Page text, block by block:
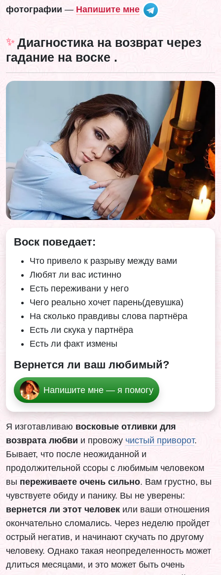
фотографии — Напишите мне
Диагностика на возврат через
гадание на воске .
Воск поведает:
Что привело к разрыву между вами
Любят ли вас истинно
Есть переживани у него
Чего реально хочет парень(девушка)
На сколько правдивы слова партнёра
Есть ли скука у партнёра
Есть ли факт измены
Вернется ли ваш любимый?
Напишите мне — я помогу
Я изготавливаю восковые отливки для
возврата любви и провожу чистый приворот.
Бывает, что после неожиданной и
продолжительной ссоры с любимым человеком
вы переживаете очень сильно. Вам грустно, вы
чувствуете обиду и панику. Вы не уверены:
вернется ли этот человек или ваши отношения
окончательно сломались. Через неделю пройдет
острый негатив, и начинают скучать по другому
человеку. Однако такая неопределенность может
длиться месяцами, и это может быть очень